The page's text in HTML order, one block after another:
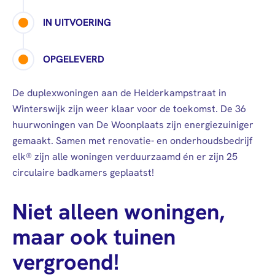
IN UITVOERING
OPGELEVERD
De duplexwoningen aan de Helderkampstraat in
Winterswijk zijn weer klaar voor de toekomst. De 36
huurwoningen van De Woonplaats zijn energiezuiniger
gemaakt. Samen met renovatie- en onderhoudsbedrijf
elk® zijn alle woningen verduurzaamd én er zijn 25
circulaire badkamers geplaatst!
Niet alleen woningen,
maar ook tuinen
vergroend!